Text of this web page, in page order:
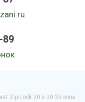
89
Zip-Lock 20 х 30 35 мкм